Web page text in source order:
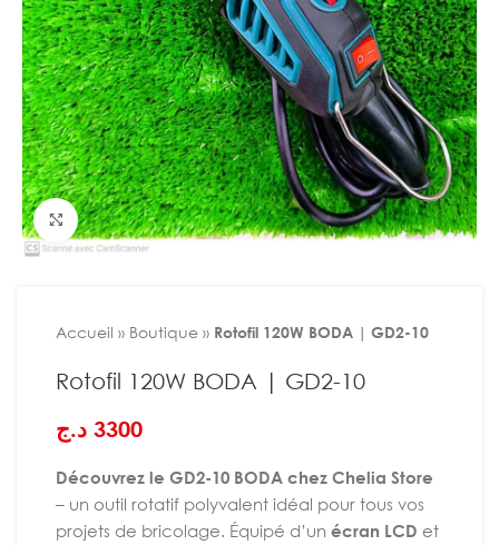
Agrandir
Accueil » Boutique » Rotofil 120W BODA | GD2-10
Rotofil 120W BODA | GD2-10
3300 د.ج
Découvrez le GD2-10 BODA chez Chelia Store
– un outil rotatif polyvalent idéal pour tous vos
projets de bricolage. Équipé d’un écran LCD et